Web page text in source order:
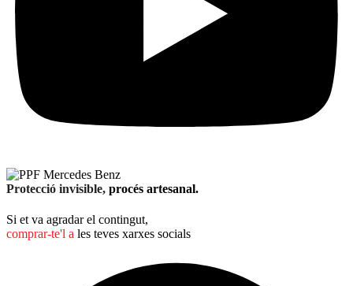
Protecció invisible, procés artesanal.
Si et va agradar el contingut,
comprar-te'l a les teves xarxes socials